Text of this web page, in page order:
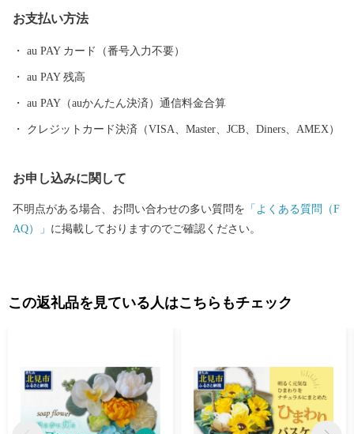
の税務署にお問い合わせください。
お支払い方法
au PAY カード（番号入力不要）
au PAY 残高
au PAY（auかんたん決済）通信料金合算
クレジットカード決済（VISA、Master、JCB、Diners、AMEX）
お申し込みに関して
不明点がある場合、お問い合わせの多い質問を 「よくある質問（F
AQ）」 に掲載しておりますのでご確認ください。
この返礼品を見ている人はこちらもチェック